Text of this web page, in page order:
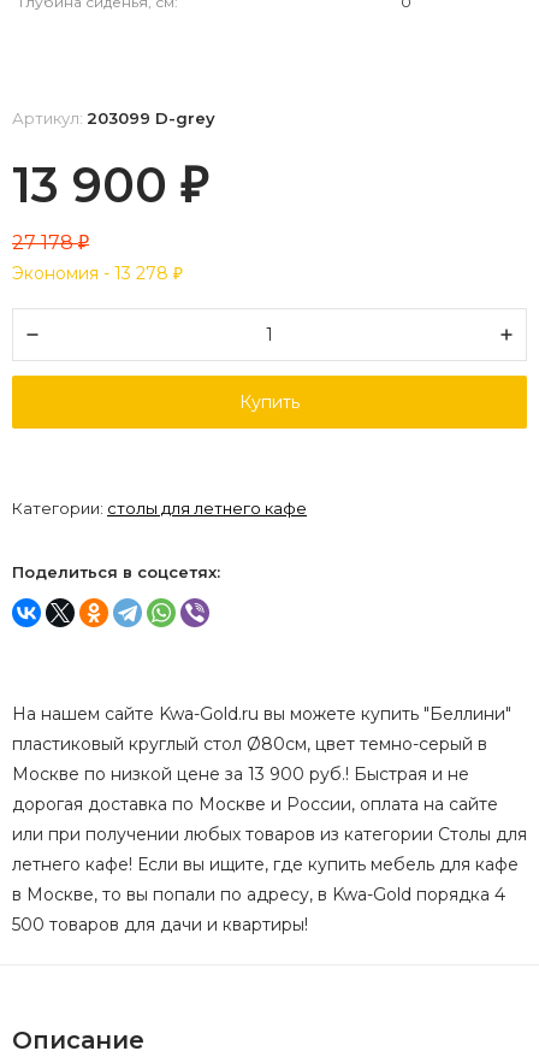
Артикул: 203099 D-grey
13 900 ₽
27 178₽
Экономия - 13 278 ₽
Купить
Категории: столы для летнего кафе
Поделиться в соцсетях:
На нашем сайте Kwa-Gold.ru вы можете купить "Беллини"
пластиковый круглый стол Ø80см, цвет темно-серый в
Москве по низкой цене за 13 900 руб.! Быстрая и не
дорогая доставка по Москве и России, оплата на сайте
или при получении любых товаров из категории Столы для
летнего кафе! Если вы ищите, где купить мебель для кафе
в Москве, то вы попали по адресу, в Kwa-Gold порядка 4
500 товаров для дачи и квартиры!
Описание